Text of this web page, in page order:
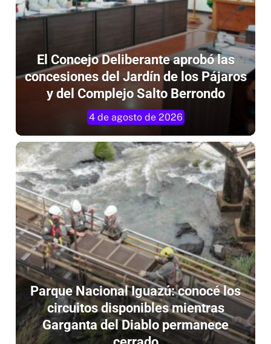
El Concejo Deliberante aprobó las
concesiones del Jardín de los Pájaros
y del Complejo Salto Berrondo
4 de agosto de 2026
Parque Nacional Iguazú: conocé los
circuitos disponibles mientras
Garganta del Diablo permanece